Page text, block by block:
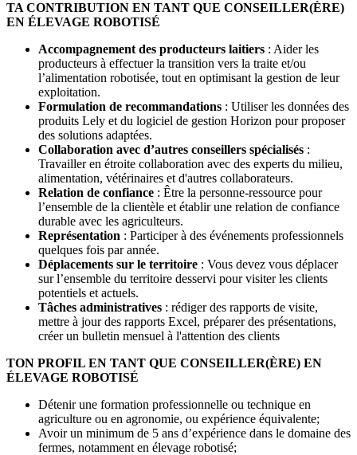
TA CONTRIBUTION EN TANT QUE CONSEILLER(ÈRE)
EN ÉLEVAGE ROBOTISÉ
Accompagnement des producteurs laitiers : Aider les
producteurs à effectuer la transition vers la traite et/ou
l’alimentation robotisée, tout en optimisant la gestion de leur
exploitation.
Formulation de recommandations : Utiliser les données des
produits Lely et du logiciel de gestion Horizon pour proposer
des solutions adaptées.
Collaboration avec d’autres conseillers spécialisés :
Travailler en étroite collaboration avec des experts du milieu,
alimentation, vétérinaires et d'autres collaborateurs.
Relation de confiance : Être la personne-ressource pour
l’ensemble de la clientèle et établir une relation de confiance
durable avec les agriculteurs.
Représentation : Participer à des événements professionnels
quelques fois par année.
Déplacements sur le territoire : Vous devez vous déplacer
sur l’ensemble du territoire desservi pour visiter les clients
potentiels et actuels.
Tâches administratives : rédiger des rapports de visite,
mettre à jour des rapports Excel, préparer des présentations,
créer un bulletin mensuel à l'attention des clients
TON PROFIL EN TANT QUE CONSEILLER(ÈRE) EN
ÉLEVAGE ROBOTISÉ
Détenir une formation professionnelle ou technique en
agriculture ou en agronomie, ou expérience équivalente;
Avoir un minimum de 5 ans d’expérience dans le domaine des
fermes, notamment en élevage robotisé;